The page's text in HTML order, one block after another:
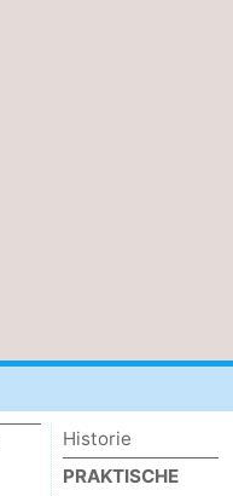
Historie
PRAKTISCHE